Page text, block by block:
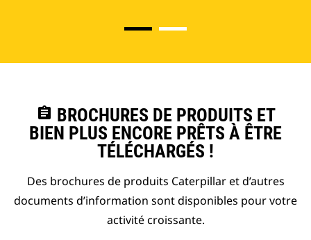
assignment BROCHURES DE PRODUITS ET
BIEN PLUS ENCORE PRÊTS À ÊTRE
TÉLÉCHARGÉS !
Des brochures de produits Caterpillar et d’autres
documents d’information sont disponibles pour votre
activité croissante.